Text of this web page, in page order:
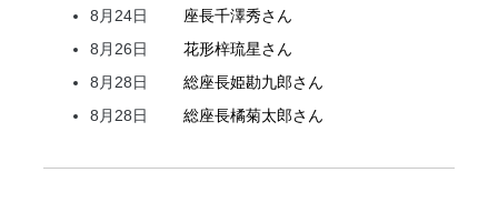
8月24日
座長千澤秀さん
8月26日
花形梓琉星さん
8月28日
総座長姫勘九郎さん
8月28日
総座長橘菊太郎さん